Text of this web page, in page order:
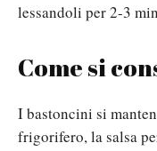
lessandoli per 2-3
Come si
I bastoncini si
frigorifero, la salsa